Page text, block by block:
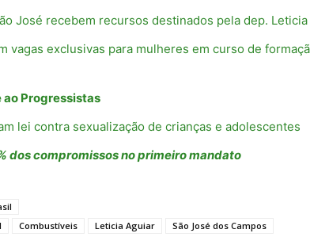
José recebem recursos destinados pela dep.
vagas exclusivas para mulheres em curso de
Progressistas
lei contra sexualização de crianças e adolescentes
dos compromissos no primeiro mandato
Combustíveis Leticia Aguiar São José dos Campos